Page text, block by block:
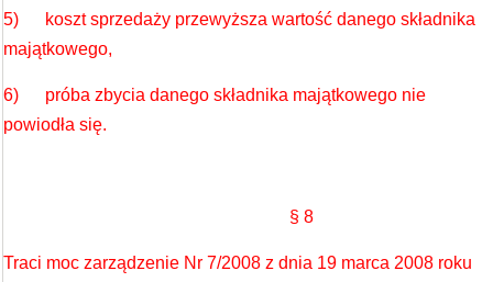
5) koszt sprzedaży przewyższa wartość danego składnika
majątkowego,
6) próba zbycia danego składnika majątkowego nie
powiodła się.
§ 8
Traci moc zarządzenie Nr 7/2008 z dnia 19 marca 2008 roku